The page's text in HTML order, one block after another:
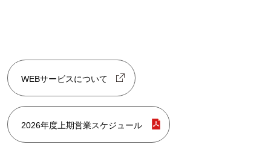
WEBサービスについて
2026年度上期営業スケジュール